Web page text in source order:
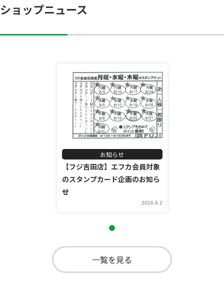
ショップニュース
お知らせ
【フジ吉田店】エフカ会員対象
のスタンプカード企画のお知ら
せ
2026.8.2
一覧を見る